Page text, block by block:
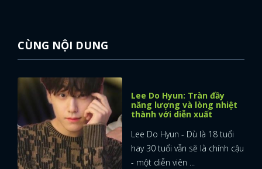
CÙNG NỘI DUNG
Lee Do Hyun: Tràn đầy
năng lượng và lòng nhiệt
thành với diễn xuất
Lee Do Hyun - Dù là 18 tuổi
hay 30 tuổi vẫn sẽ là chính cậu
- một diễn viên ...